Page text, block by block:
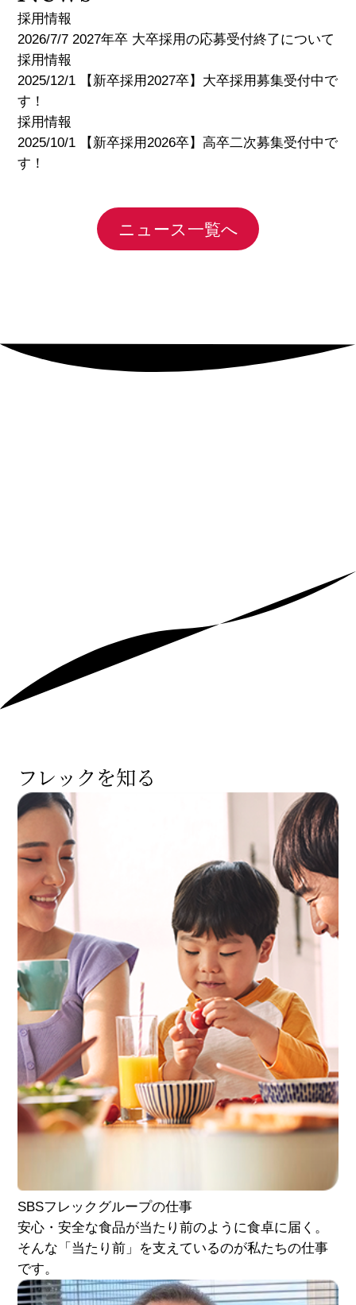
採用情報
2026/7/7 2027年卒 大卒採用の応募受付終了について
採用情報
2025/12/1 【新卒採用2027卒】大卒採用募集受付中で
す！
採用情報
2025/10/1 【新卒採用2026卒】高卒二次募集受付中で
す！
ニュース一覧へ
フレックを知る
SBSフレック グループの仕事
安心・安全な食品が当たり前のように食卓に届く。
そんな「当たり前」を支えているのが私たちの仕事
です。